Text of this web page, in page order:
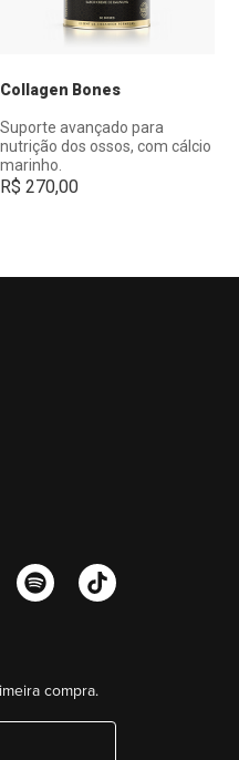
Collagen Bones
Suporte avançado para
nutrição dos ossos, com cálcio
marinho.
R$ 270,00
compra.